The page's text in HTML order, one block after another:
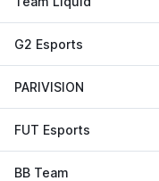
G2 Esports
PARIVISION
FUT Esports
BB Team